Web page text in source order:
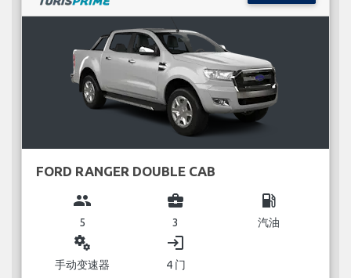
FORD RANGER DOUBLE CAB
group
5
business_center
3
local_gas_station
汽油
miscellaneous_services
手动变速器
login
4 门